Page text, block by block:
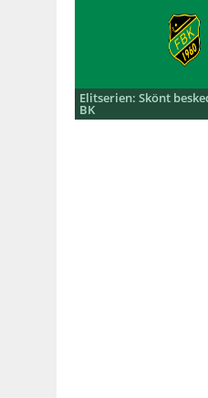
Elitserien: Skönt
BK